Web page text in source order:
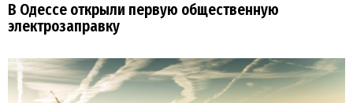
В Одессе открыли первую общественную
электрозаправку